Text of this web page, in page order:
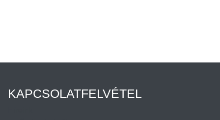
KAPCSOLATFELVÉTEL